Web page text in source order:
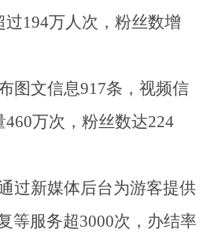
过194万人次，粉丝数增
图文信息917条， 视频信
460万次 ，粉丝数达224
过新媒体后台为游客提供
等服务超3000次，办结率